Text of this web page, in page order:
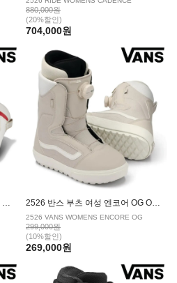
880,000원
(20%할인)
704,000원
2526 반스 부츠 여성 엔코어 프로 RACING RED MARSHMALLOW 2526 반스 부츠 여성 엔코어 OG OATMEAL
2526 VANS WOMENS ENCORE OG
299,000원
(10%할인)
269,000원